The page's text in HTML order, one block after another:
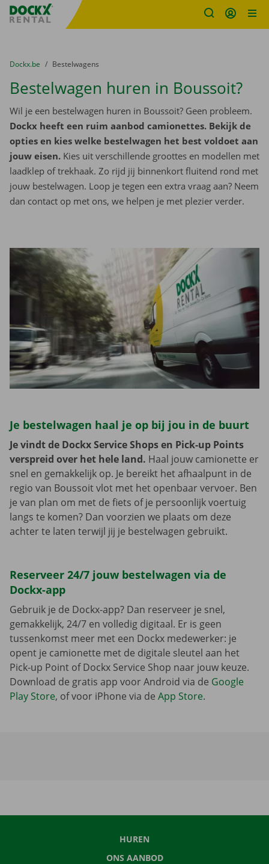
Fratello DEMO
U bevindt zich hier:
van
Dockx.be naar
Bestelwagens
Bestelwagen huren in Boussoit?
Wil je een bestelwagen huren in Boussoit? Geen probleem.
Dockx heeft een ruim aanbod camionettes. Bekijk de
opties en kies welke bestelwagen het best voldoet aan
jouw eisen. Kies uit verschillende groottes en modellen met
laadklep of trekhaak. Zo rijd jij binnenkort fluitend rond met
jouw bestelwagen. Loop je tegen een extra vraag aan? Neem
dan contact op met ons, we helpen je met plezier verder.
Je bestelwagen haal je op bij jou in de buurt
Je vindt de Dockx Service Shops en Pick-up Points
verspreid over het hele land. Haal jouw camionette er
snel en gemakkelijk op. Je bereikt het afhaalpunt in de
regio van Boussoit vlot met het openbaar vervoer. Ben
je van plan om met de fiets of je persoonlijk voertuig
langs te komen? Dan voorzien we plaats om deze
achter te laten terwijl jij je bestelwagen gebruikt.
Reserveer 24/7 jouw bestelwagen via de
Dockx-app
Gebruik je de Dockx-app? Dan reserveer je snel,
gemakkelijk, 24/7 en volledig digitaal. Er is geen
tussenkomst meer met een Dockx medewerker: je
opent je camionette met de digitale sleutel aan het
Pick-up Point of Dockx Service Shop naar jouw keuze.
Download de gratis app voor Android via de Google
Play Store, of voor iPhone via de App Store.
HUREN
ONS AANBOD